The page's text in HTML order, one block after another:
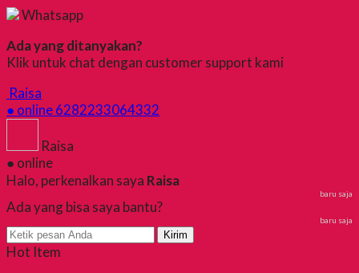
Whatsapp
Ada yang ditanyakan?
Klik untuk chat dengan customer support kami
Raisa
● online6282233064332
Raisa
● online
Halo, perkenalkan saya Raisa
baru saja
Ada yang bisa saya bantu?
baru saja
Kirim
Hot Item